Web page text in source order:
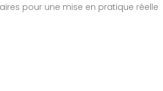
pour une mise en pratique réelle